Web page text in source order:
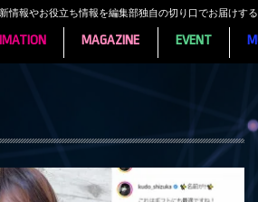
報やお役立ち情報を編集部独自の切り口でお届けす
MAGAZINE EVENT